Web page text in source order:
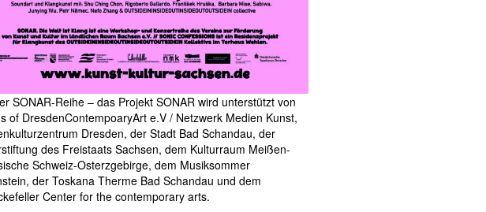
SONAR-Reihe – das Projekt SONAR wird unterstützt von
of DresdenContempoaryArt e.V / Netzwerk Medien Kunst,
Dresden, der Stadt Bad Schandau, der
des Freistaats Sachsen, dem Kulturraum Meißen-
Schweiz-Osterzgebirge, dem Musiksommer
der Toskana Therme Bad Schandau und dem
Center for the contemporary arts.